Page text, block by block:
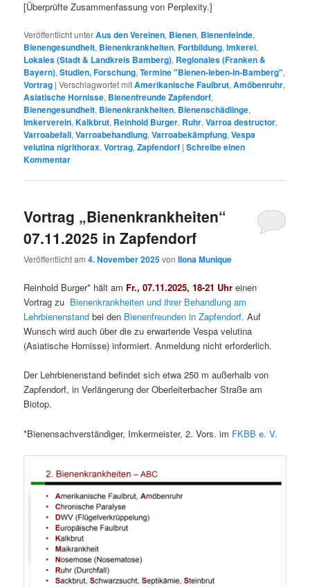
[Überprüfte Zusammenfassung von Perplexity.]
Veröffentlicht unterAus den Vereinen, Bienen, Bienenfeinde,
Bienengesundheit, Bienenkrankheiten,Fortbildung,Imkerei,
Lokales (Stadt & Landkreis Bamberg), Regionales (Franken &
Bayern),Studien, Forschung,Termine "Bienen-leben-in-Bamberg",
Vortrag |Verschlagwortet mitAmerikanische Faulbrut,Amöbenruhr,
Asiatische Hornisse, Bienenfreunde Zapfendorf,
Bienengesundheit, Bienenkrankheiten, Bienenschädlinge,
Imkerverein,Kalkbrut, Reinhold Burger, Ruhr,Varroa destructor,
Varroabefall,Varroabehandlung,Varroabekämpfung,Vespa
velutina nigrithorax,Vortrag,Zapfendorf |Schreibe einen
Kommentar
Vortrag „Bienenkrankheiten“
07.11.2025 in Zapfendorf
Veröffentlicht am4. November 2025vonIlona Munique
Reinhold Burger* hält am Fr., 07.11.2025, 18-21 Uhr einen
Vortrag zu Bienenkrankheiten und ihrer Behandlung am
Lehrbienenstand bei den Bienenfreunden in Zapfendorf. Auf
Wunsch wird auch über die zu erwartende Vespa velutina
(Asiatische Hornisse) informiert. Anmeldung nicht erforderlich.
Der Lehrbienenstand befindet sich etwa 250 m außerhalb von
Zapfendorf, in Verlängerung der Oberleiterbacher Straße am
Biotop.
*Bienensachverständiger, Imkermeister, 2. Vors. im FKBB e. V.